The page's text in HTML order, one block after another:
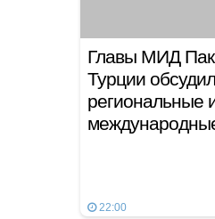
Главы МИД
Турции
региональные
22:00